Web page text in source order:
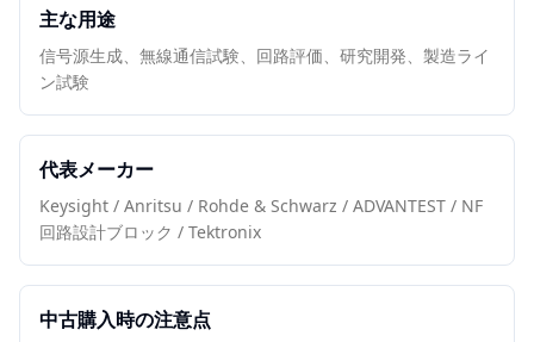
主な用途
信号源生成、無線通信試験、回路評価、研究開発、製造ライ
ン試験
代表メーカー
Keysight / Anritsu / Rohde & Schwarz / ADVANTEST / NF
回路設計ブロック / Tektronix
中古購入時の注意点